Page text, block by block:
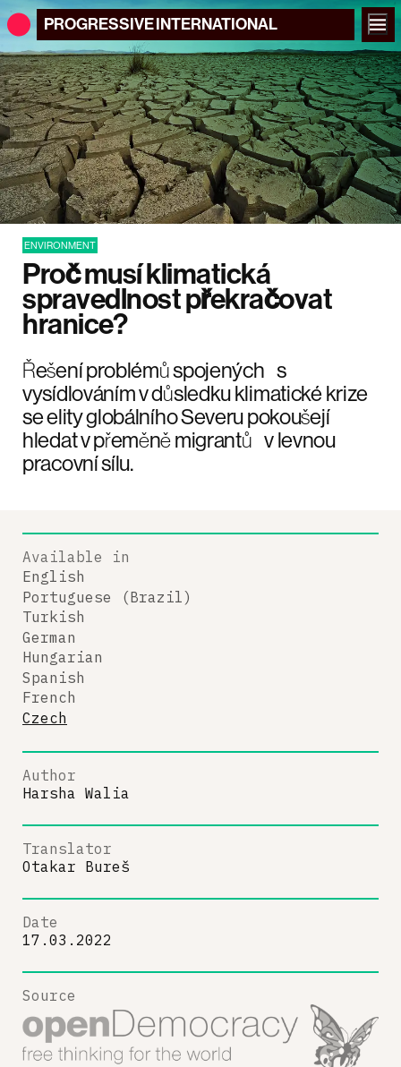
PROGRESSIVEINTERNATIONAL
ENVIRONMENT
Proč musí klimatická
spravedlnost překračovat
hranice?
Řešení problémů spojených s
vysídlováním v důsledku klimatické krize
se elity globálního Severu pokoušejí
hledat v přeměně migrantů v levnou
pracovní sílu.
Available in
English
Portuguese (Brazil)
Turkish
German
Hungarian
Spanish
French
Czech
Author
Harsha Walia
Translator
Otakar Bureš
Date
17.03.2022
Source